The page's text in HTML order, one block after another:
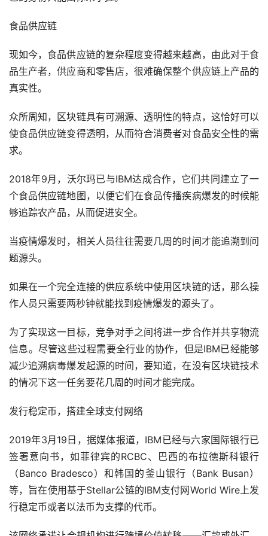
食品供应链
现如今，食品供应链的复杂程度变得越来越高，由此对于食
品生产者，供应商和零售店，很难确保整个供应链上产品的
真实性。
众所周知，区块链具有可溯源、透明性的特点，这恰好可以
使食品供应链变得透明，从而符合消费者对食品安全性的需
求。
2018年9月，沃尔玛已与IBM达成合作，它们共同建立了一
个食品供应链地图，以便它们在食品传播疾病爆发的时候能
够追踪农产品，从而促进安全。
当疫情爆发时，相关人员往往需要几周的时间才能追溯到问
题源头。
如果在一个完全连接的供应系统中使用区块链的话，那么操
作人员只需要两秒钟就能找到疫情爆发的源头了。
为了实现这一目标，竞争对手之间将进一步合作并共享物流
信息。尽管这些过程需要全行业的协作，但是IBM已经能够
减少追溯病毒爆发起源的时间，要知道，在没有区块链技术
的情况下这一任务要花几周的时间才能完成。
发行稳定币，搭建全球支付网络
2019年3月19日，据媒体报道，IBM已经与六家国际银行已
签署意向书，如菲律宾的RCBC、巴西的布拉德斯科银行
（Banco Bradesco）和韩国的釜山银行（Bank Busan）
等，旨在使用基于Stellar公链的IBM支付网World Wire上发
行稳定币或者以法币为支撑的代币。